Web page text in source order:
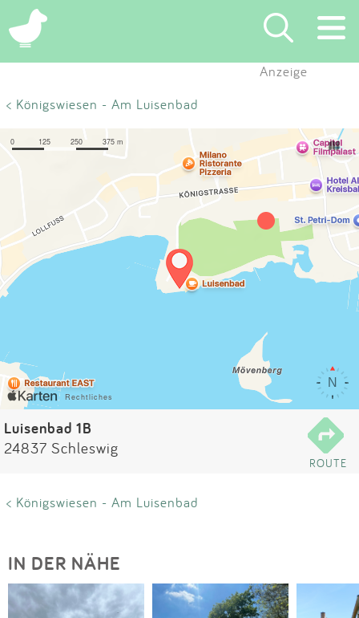
×
Suchen
Eintragen
App
Blog
Partner
Impressum
Anzeige
< Königswiesen - Am Luisenbad
Luisenbad 1B
24837 Schleswig
ROUTE
< Königswiesen - Am Luisenbad
IN DER NÄHE